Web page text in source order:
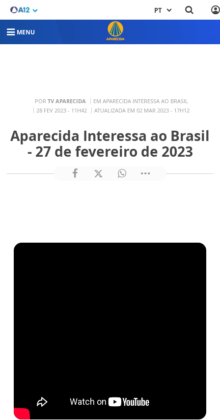
PT
MENU
POR TV APARECIDA
EM APARECIDA INTERESSA AO BRASIL
28 FEV 2023 - 11H42
ATUALIZADA EM 02 MAR 2023 - 17H12
Aparecida Interessa ao Brasil
- 27 de fevereiro de 2023